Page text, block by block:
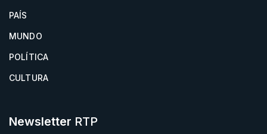
PAÍS
MUNDO
POLÍTICA
CULTURA
Newsletter RTP